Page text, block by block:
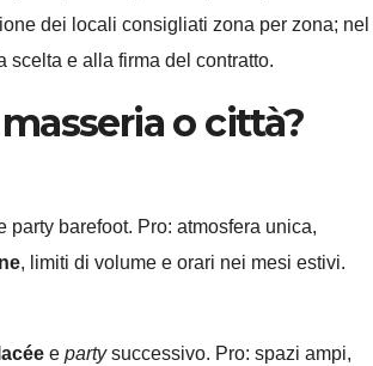
dei locali consigliati zona per zona; nel
scelta e alla firma del contratto.
o città?
party barefoot. Pro: atmosfera unica,
, limiti di volume e orari nei mesi estivi.
e partysuccessivo. Pro: spazi ampi,